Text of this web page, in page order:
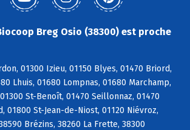
Breg Osio (38300) est proche
01300 Izieu, 01150 Blyes, 01470 Briord,
Lhuis, 01680 Lompnas, 01680 Marchamp,
St-Benoît, 01470 Seillonnaz, 01470
01800 St-Jean-de-Niost, 01120 Niévroz,
Brézins, 38260 La Frette, 38300